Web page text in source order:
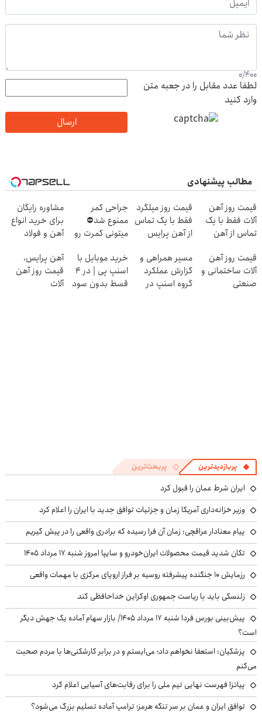
0/400
لطفا عدد مقابل را در جعبه متن
وارد کنید
ارسال
مطالب پیشنهادی
قیمت روز آهن
آلات فقط با یک
تماس از آهن
قیمت روز میلگرد
فقط با یک تماس
از آهن پرایس
جراحی کمر
ممنوع شد⛔
میتونی کمرت رو
کنی! 👈🏻
پرسش‌نامه
مشاوره رایگان
برای خرید انواع
آهن و فولاد
قیمت روز آهن
آلات ساختمانی و
صنعتی
مسیر همراهی و
گزارش عملکرد
گروه اسنپ در
خرید موبایل با
اسنپ پی | در ۴
قسط بدون سود
آهن پرایس،
قیمت روز آهن
آلات
پربازدیدترین پربحث‌ترین
ایران شرط عمان را قبول کرد
وزیر خزانه‌داری آمریکا زمان و جزئیات توافق جدید با ایران را اعلام کرد
پیام معنادار عراقچی: زمان آن فرا رسیده که برادری واقعی را در پیش گیریم
تکان شدید قیمت محصولات ایران‌خودرو و سایپا امروز شنبه ۱۷ مرداد ۱۴۰۵
رزمایش ۱۰ جنگنده پیشرفته روسیه بر فراز اروپای مرکزی با مهمات واقعی
زلنسکی باید با ریاست جمهوری اوکراین خداحافظی کند
پیش‌بینی بورس فردا شنبه ۱۷ مرداد ۱۴۰۵/ بازار سهام آماده یک جهش دیگر
است؟
پزشکیان: استعفا نخواهم داد؛ می‌ایستم و در برابر کارشکنی‌ها با مردم صحبت
می‌کنم
پیاتزا فهرست نهایی تیم ملی را برای رقابت‌های آسیایی اعلام کرد
توافق ایران و عمان بر سر تنگه هرمز؛ ترامپ آماده تسلیم بزرگ می‌شود؟